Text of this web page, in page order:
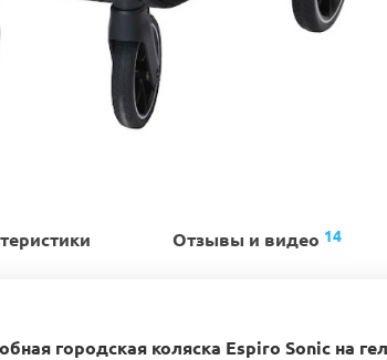
Отзывы и видео 14
городская коляска Espiro Sonic на